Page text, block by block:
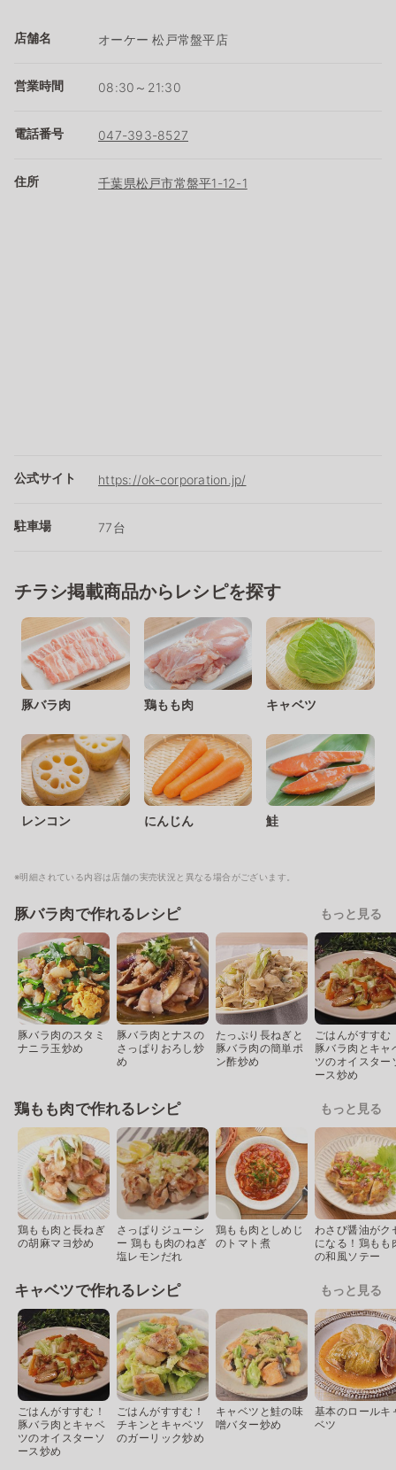
店舗名 オーケー 松戸常盤平店
営業時間 08:30～21:30
電話番号 047-393-8527
住所 千葉県松戸市常盤平1-12-1
公式サイト https://ok-corporation.jp/
駐車場 77台
チラシ掲載商品からレシピを探す
豚バラ肉 鶏もも肉 キャベツ
レンコン にんじん 鮭
※明細されている内容は店舗の実売状況と異なる場合がございます。
豚バラ肉で作れるレシピ もっと見る
豚バラ肉のスタミ
ナニラ玉炒め
豚バラ肉とナスの
さっぱりおろし炒
め
たっぷり長ねぎと
豚バラ肉の簡単ポ
ン酢炒め
ごはんがすすむ
豚バラ肉とキャ
ツのオイスター
ース炒め
鶏もも肉で作れるレシピ もっと見る
鶏もも肉と長ねぎ
の胡麻マヨ炒め
さっぱりジューシ
ー 鶏もも肉のねぎ
塩レモンだれ
鶏もも肉としめじ
のトマト煮
わさび醤油がク
になる！鶏もも
の和風ソテー
キャベツで作れるレシピ もっと見る
ごはんがすすむ！
豚バラ肉とキャベ
ツのオイスターソ
ース炒め
ごはんがすすむ！
チキンとキャベツ
のガーリック炒め
キャベツと鮭の味
噌バター炒め
基本のロールキ
ベツ